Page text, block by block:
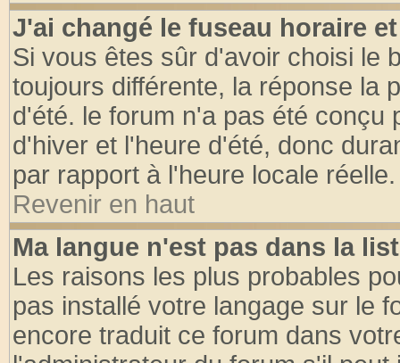
J'ai changé le fuseau horaire
Si vous êtes sûr d'avoir choisi le
toujours différente, la réponse la
d'été. le forum n'a pas été conçu
d'hiver et l'heure d'été, donc
par rapport à l'heure locale réelle.
Revenir en haut
Ma langue n'est pas dans la
Les raisons les plus probables
pas installé votre langage sur le
encore traduit ce forum dans